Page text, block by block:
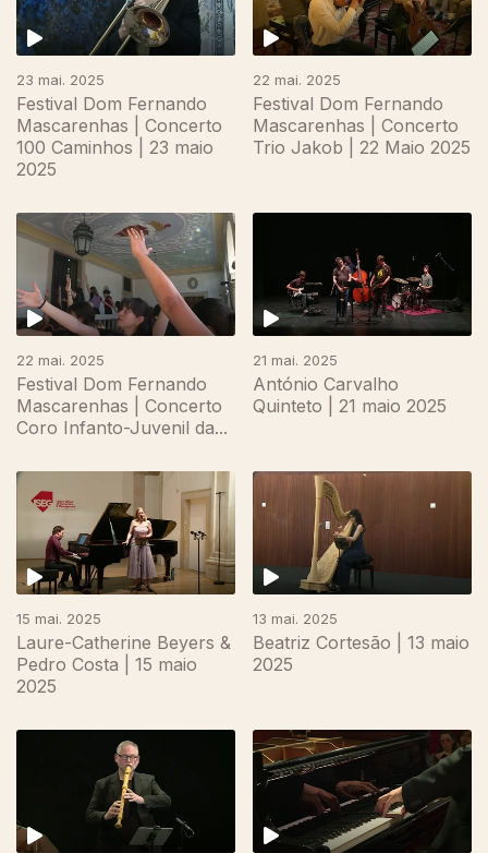
23 mai. 2025
Festival Dom Fernando
Mascarenhas | Concerto
100 Caminhos | 23 maio
2025
22 mai. 2025
Festival Dom Fernando
Mascarenhas | Concerto
Trio Jakob | 22 Maio 2025
22 mai. 2025
Festival Dom Fernando
Mascarenhas | Concerto
Coro Infanto-Juvenil da...
21 mai. 2025
António Carvalho
Quinteto | 21 maio 2025
15 mai. 2025
Laure-Catherine Beyers &
Pedro Costa | 15 maio
2025
13 mai. 2025
Beatriz Cortesão | 13 maio
2025